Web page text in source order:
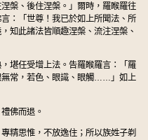
槃、後住涅槃。」爾時，羅睺羅往
：「世尊！我已於如上所聞法、所
知此諸法皆順趣涅槃、流注涅槃、
堪任受增上法。告羅睺羅言：「羅
無常，若色、眼識、眼觸……」如上
佛而退。
精思惟，不放逸住；所以族姓子剃